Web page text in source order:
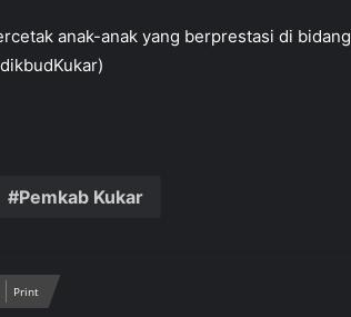
anak-anak yang berprestasi di bidang
Pemkab Kukar
Print